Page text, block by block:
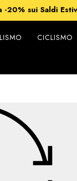
Spedizioni
-15% su Tutto -
CICLISMO